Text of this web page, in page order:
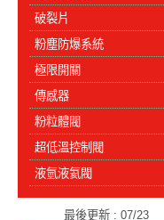
破裂片
粉塵防爆系統
極限開關
傳感器
粉粒體閥
超低溫控制閥
液氫液氦閥
最後更新 : 07/23